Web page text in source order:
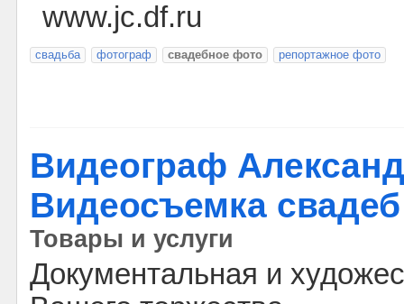
www.jc.df.ru
свадьба фотограф свадебное фото репортажное фото
Видеограф
Видеосъемка
Товары и услуги
Документальная и